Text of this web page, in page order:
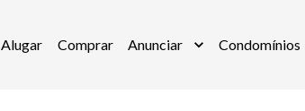
Alugar Comprar Anunciar Condomínios